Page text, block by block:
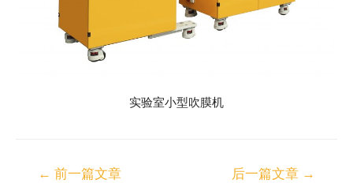
实验室小型吹膜机
← 前一篇文章 后一篇文章 →